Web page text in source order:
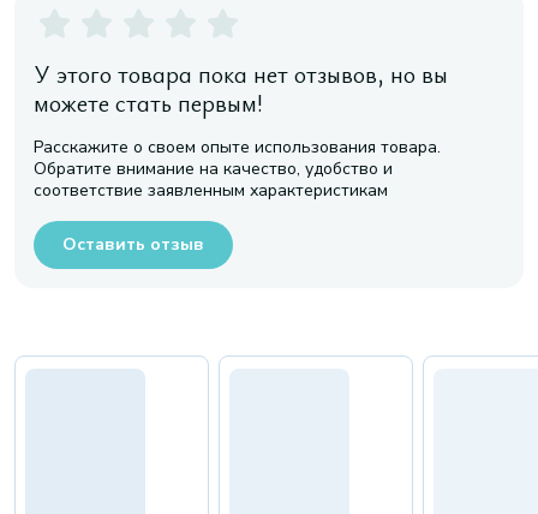
У этого товара пока нет отзывов, но вы
можете стать первым!
Расскажите о своем опыте использования товара.
Обратите внимание на качество, удобство и
соответствие заявленным характеристикам
Оставить отзыв